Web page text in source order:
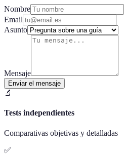
Nombre
Email
Asunto
Mensaje
Enviar el mensaje
🔬
Tests independientes
Comparativas objetivas y detalladas
✅